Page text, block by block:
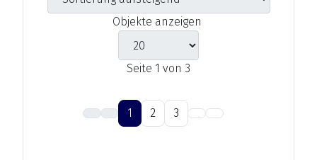
Objekte anzeigen
Seite 1 von 3
1 2 3